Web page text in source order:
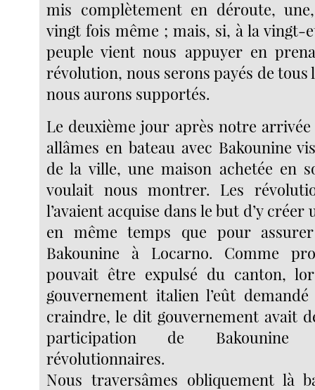
mis complètement en déroute,
vingt fois même ; mais, si, à la vingt-
peuple vient nous appuyer en
révolution, nous serons payés de tous
nous aurons supportés.
Le deuxième jour après notre
allâmes en bateau avec Bakounine
de la ville, une maison achetée en
voulait nous montrer. Les
l’avaient acquise dans le but d’y créer
en même temps que pour
Bakounine à Locarno. Comme
pouvait être expulsé du canton,
gouvernement italien l’eût
craindre, le dit gouvernement avait
participation de Bakounine
révolutionnaires.
Nous traversâmes obliquement là